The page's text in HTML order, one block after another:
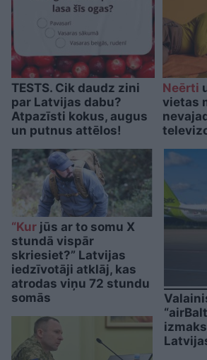
TESTS. Cik daudz zini
par Latvijas dabu?
Atpazīsti kokus, augus
un putnus attēlos!
Neērti
vietas
“Kur jūs ar to somu X
stundā vispār
skriesiet?” Latvijas
iedzīvotāji atklāj, kas
atrodas viņu 72 stundu
somās